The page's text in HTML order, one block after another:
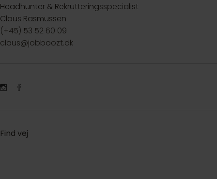
Headhunter & Rekrutteringsspecialist
Claus Rasmussen
(+45) 53 52 60 09
claus@jobboozt.dk
Find vej